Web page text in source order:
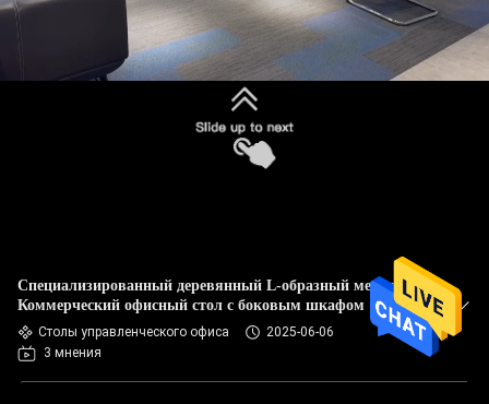
Специализированный деревянный L-образный менеджер
Коммерческий офисный стол с боковым шкафом
Столы управленческого офиса
2025-06-06
3 мнения